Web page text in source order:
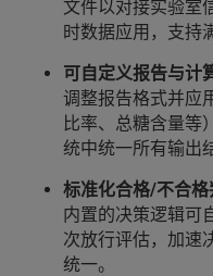
文件以对接实验室
时数据应用，支持
可自定义报告与计
调整报告格式并应
比率、总糖含量等
统中统一所有输出
标准化合格/不合格
内置的决策逻辑可
次放行评估，加速
统一。